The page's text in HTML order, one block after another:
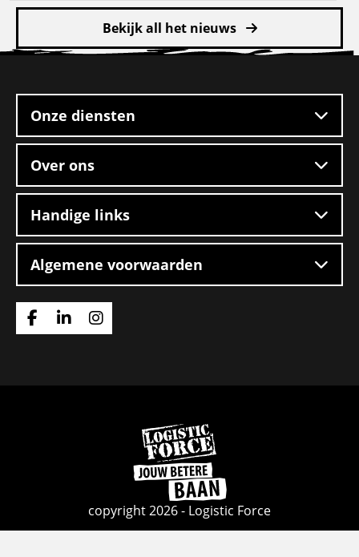
Bekijk all het nieuws
footer
Onze diensten
Over ons
Handige links
Algemene voorwaarden
Ga
Ga
Ga
Ga
naar
de
homepage
copyright 2026 - Logistic Force